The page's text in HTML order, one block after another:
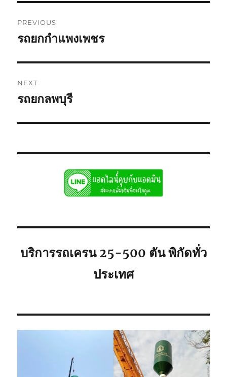
navigation
PREVIOUS
Previous
รถยกกำแพงเพชร
NEXT
Next
รถยกลพบุรี
บริการรถเครน 25-500 ตัน พิกัดทั่ว
ประเทศ